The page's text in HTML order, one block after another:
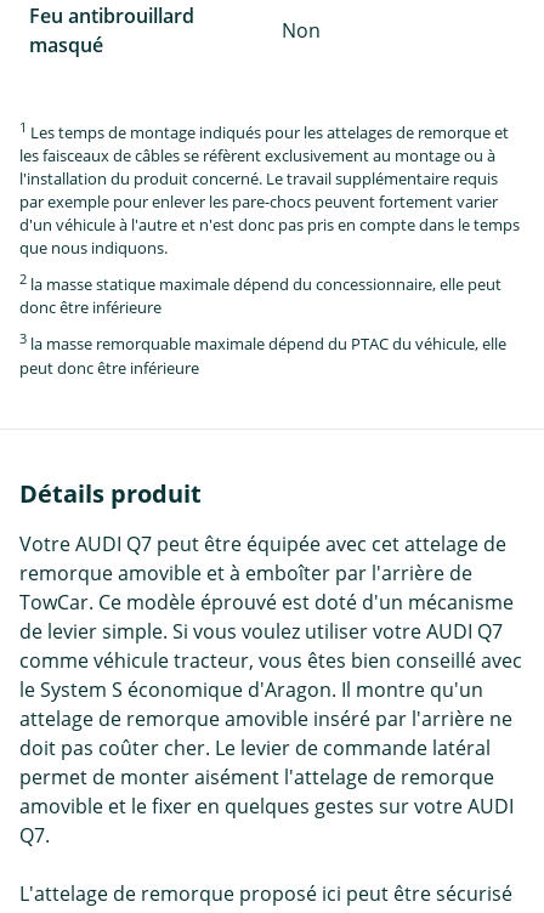
Feu antibrouillard
masqué
Non
1 Les temps de montage indiqués pour les attelages de remorque et
les faisceaux de câbles se réfèrent exclusivement au montage ou à
l'installation du produit concerné. Le travail supplémentaire requis
par exemple pour enlever les pare-chocs peuvent fortement varier
d'un véhicule à l'autre et n'est donc pas pris en compte dans le temps
que nous indiquons.
2 la masse statique maximale dépend du concessionnaire, elle peut
donc être inférieure
3 la masse remorquable maximale dépend du PTAC du véhicule, elle
peut donc être inférieure
Détails produit
Votre AUDI Q7 peut être équipée avec cet attelage de
remorque amovible et à emboîter par l'arrière de
TowCar. Ce modèle éprouvé est doté d'un mécanisme
de levier simple. Si vous voulez utiliser votre AUDI Q7
comme véhicule tracteur, vous êtes bien conseillé avec
le System S économique d'Aragon. Il montre qu'un
attelage de remorque amovible inséré par l'arrière ne
doit pas coûter cher. Le levier de commande latéral
permet de monter aisément l'attelage de remorque
amovible et le fixer en quelques gestes sur votre AUDI
Q7.
L'attelage de remorque proposé ici peut être sécurisé